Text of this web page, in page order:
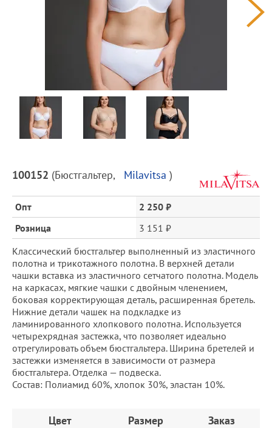
Предпросмотр
фотографий
Описание
товара
и
цена
100152 (Бюстгальтер, Milavitsa )
Опт
2 250 ₽
Розница
3 151 ₽
Классический бюстгальтер выполненный из эластичного
полотна и трикотажного полотна. В верхней детали
чашки вставка из эластичного сетчатого полотна. Модель
на каркасах, мягкие чашки с двойным членением,
боковая корректирующая деталь, расширенная бретель.
Нижние детали чашек на подкладке из
ламинированного хлопкового полотна. Используется
четырехрядная застежка, что позволяет идеально
отрегулировать объем бюстгальтера. Ширина бретелей и
застежки изменяется в зависимости от размера
бюстгальтера. Отделка — подвеска.
Состав: Полиамид 60%, хлопок 30%, эластан 10%.
ЗаказЦвет Размер Заказ